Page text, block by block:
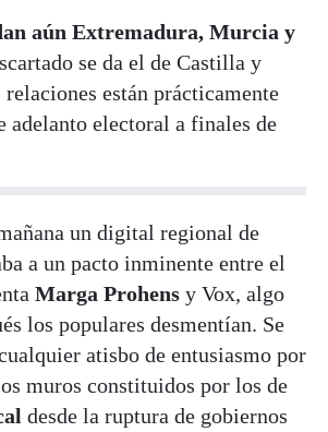
aún Extremadura, Murcia y
se da el de Castilla y
están prácticamente
adelanto electoral a finales de
un digital regional de
a un pacto inminente entre el
Marga Prohens y Vox, algo
los populares desmentían. Se
atisbo de entusiasmo por
muros constituidos por los de
desde la ruptura de gobiernos